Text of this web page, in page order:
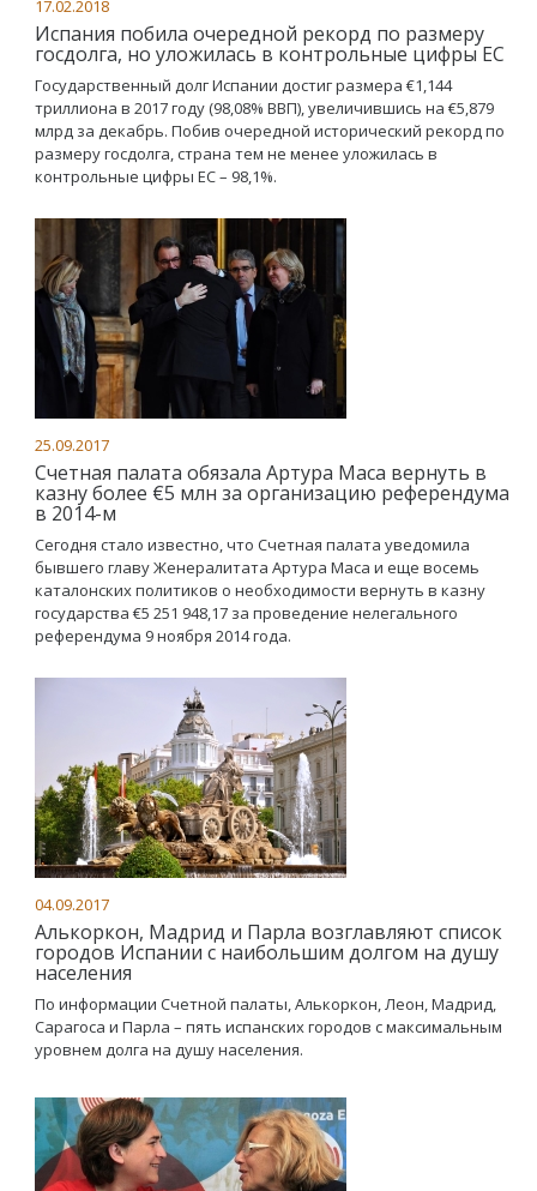
17.02.2018
Испания побила очередной рекорд по размеру
госдолга, но уложилась в контрольные цифры ЕС
Государственный долг Испании достиг размера €1,144
триллиона в 2017 году (98,08% ВВП), увеличившись на €5,879
млрд за декабрь. Побив очередной исторический рекорд по
размеру госдолга, страна тем не менее уложилась в
контрольные цифры ЕС – 98,1%.
25.09.2017
Счетная палата обязала Артура Маса вернуть в
казну более €5 млн за организацию референдума
в 2014-м
Сегодня стало известно, что Счетная палата уведомила
бывшего главу Женералитата Артура Маса и еще восемь
каталонских политиков о необходимости вернуть в казну
государства €5 251 948,17 за проведение нелегального
референдума 9 ноября 2014 года.
04.09.2017
Алькоркон, Мадрид и Парла возглавляют список
городов Испании с наибольшим долгом на душу
населения
По информации Счетной палаты, Алькоркон, Леон, Мадрид,
Сарагоса и Парла – пять испанских городов с максимальным
уровнем долга на душу населения.